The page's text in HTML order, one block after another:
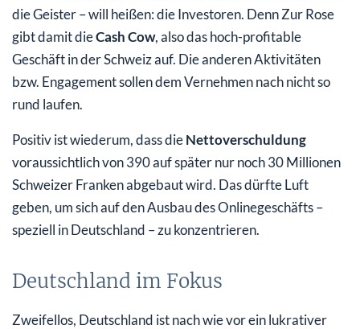
die Geister – will heißen: die Investoren. Denn Zur Rose
gibt damit dieCash Cow, also das hoch-profitable
Geschäft in der Schweiz auf. Die anderen Aktivitäten
bzw. Engagement sollen dem Vernehmen nach nicht so
rund laufen.
Positiv ist wiederum, dass dieNettoverschuldung
voraussichtlich von 390 auf später nur noch 30 Millionen
Schweizer Franken abgebaut wird. Das dürfte Luft
geben, um sich auf den Ausbau des Onlinegeschäfts –
speziell in Deutschland – zu konzentrieren.
Deutschland im Fokus
Zweifellos, Deutschland ist nach wie vor ein lukrativer